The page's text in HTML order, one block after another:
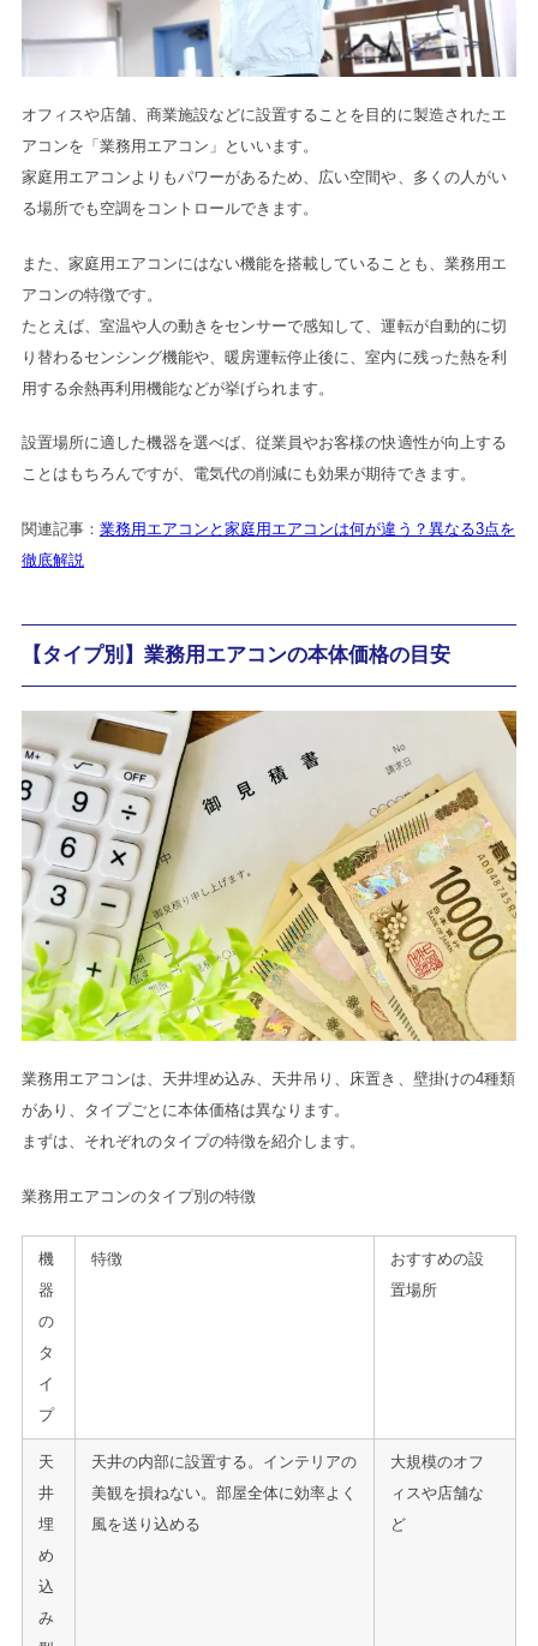
オフィスや店舗、商業施設などに設置することを目的に製造されたエ
アコンを「業務用エアコン」といいます。
家庭用エアコンよりもパワーがあるため、広い空間や、多くの人がい
る場所でも空調をコントロールできます。
また、家庭用エアコンにはない機能を搭載していることも、業務用エ
アコンの特徴です。
たとえば、室温や人の動きをセンサーで感知して、運転が自動的に切
り替わるセンシング機能や、暖房運転停止後に、室内に残った熱を利
用する余熱再利用機能などが挙げられます。
設置場所に適した機器を選べば、従業員やお客様の快適性が向上する
ことはもちろんですが、電気代の削減にも効果が期待できます。
関連記事：業務用エアコンと家庭用エアコンは何が違う？異なる3点を
徹底解説
【タイプ別】業務用エアコンの本体価格の目安
業務用エアコンは、天井埋め込み、天井吊り、床置き、壁掛けの4種類
があり、タイプごとに本体価格は異なります。
まずは、それぞれのタイプの特徴を紹介します。
業務用エアコンのタイプ別の特徴
機
器
の
タ
イ
プ
特徴
おすすめの設
置場所
天
井
埋
め
込
み
天井の内部に設置する。インテリアの
美観を損ねない。部屋全体に効率よく
風を送り込める
大規模のオフ
ィスや店舗な
ど